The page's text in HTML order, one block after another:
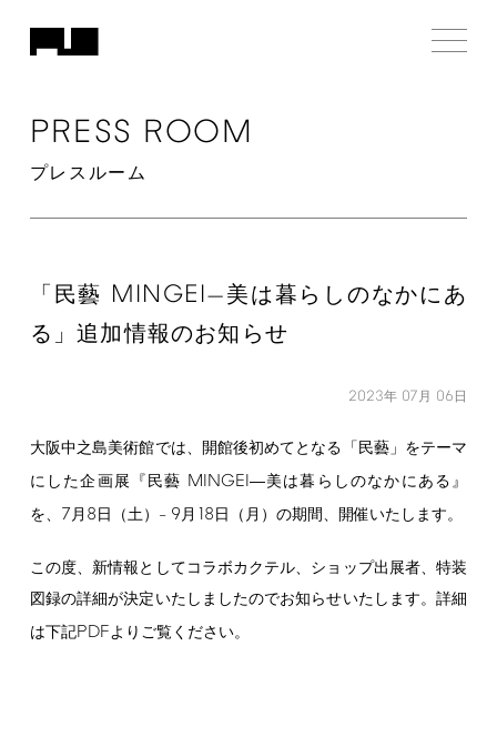
PRESS ROOM
プレスルーム
「民藝 MINGEI—美は暮らしのなかにあ
る」追加情報のお知らせ
2023年 07 月 06 日
大阪中之島美術館では、開館後初めてとなる「民藝」をテーマ
にした企画展『民藝 MINGEI―美は暮らしのなかにある』
を、 7月 8 日（土）– 9月 18 日（月）の期間、開催いたします。
この度、新情報としてコラボカクテル、ショップ出展者、特装
図録の詳細が決定いたしましたのでお知らせいたします。詳細
は下記PDFよりご覧ください。